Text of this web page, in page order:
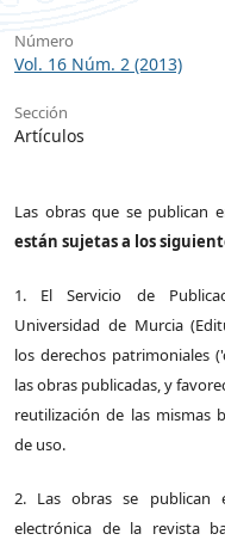
Número
Vol. 16 Núm. 2 (2013)
Sección
Artículos
Las obras que se publican
están sujetas a los
1. El Servicio de
Universidad de Murcia
los derechos patrimoniales
las obras publicadas, y
reutilización de las mismas
de uso.
2. Las obras se publican
electrónica de la revista